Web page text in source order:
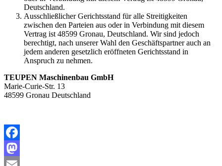
Deutschland.
Ausschließlicher Gerichtsstand für alle Streitigkeiten
zwischen den Parteien aus oder in Verbindung mit diesem
Vertrag ist 48599 Gronau, Deutschland. Wir sind jedoch
berechtigt, nach unserer Wahl den Geschäftspartner auch an
jedem anderen gesetzlich eröffneten Gerichtsstand in
Anspruch zu nehmen.
TEUPEN Maschinenbau GmbH
Marie-Curie-Str. 13
48599 Gronau Deutschland
Facebook
Mastodon